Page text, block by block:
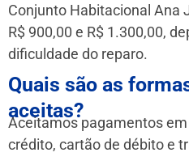
Conjunto Habitacional Ana
R$ 900,00 e R$ 1.300,00,
dificuldade do reparo.
Quais são as
aceitas?
Aceitamos pagamentos
crédito, cartão de débito e